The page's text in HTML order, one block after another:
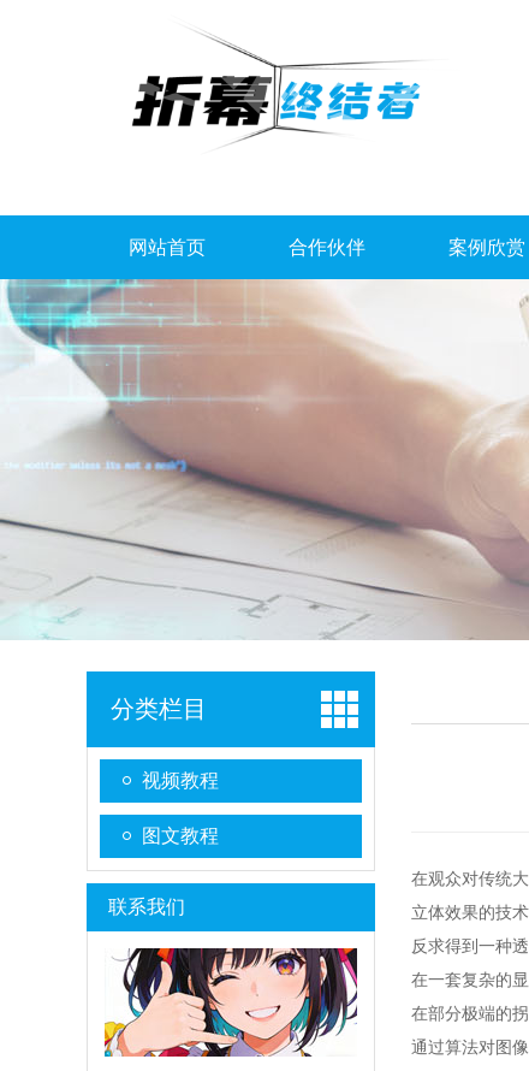
网站首页 合作伙伴 案例欣赏
分类栏目
视频教程
图文教程
联系我们
在观众对传统
立体效果的技
反求得到一种
在一套复杂的
在部分极端的
通过算法对图